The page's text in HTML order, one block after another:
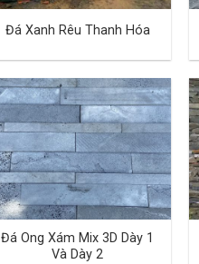
Đá Xanh Rêu Thanh Hóa
Đá Ong Xám Mix 3D Dày 1
Và Dày 2